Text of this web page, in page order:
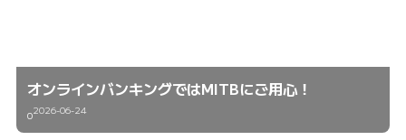
オンラインバンキングではMITBにご用心！
02026-06-24